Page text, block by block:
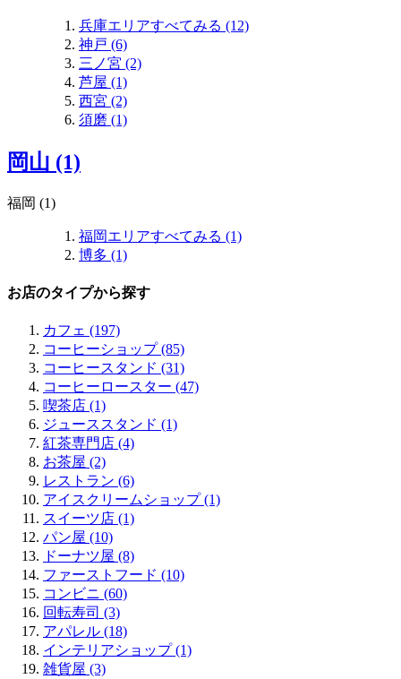
兵庫エリアすべてみる (12)
神戸 (6)
三ノ宮 (2)
芦屋 (1)
西宮 (2)
須磨 (1)
岡山 (1)
福岡 (1)
福岡エリアすべてみる (1)
博多 (1)
お店のタイプから探す
カフェ (197)
コーヒーショップ (85)
コーヒースタンド (31)
コーヒーロースター (47)
喫茶店 (1)
ジューススタンド (1)
紅茶専門店 (4)
お茶屋 (2)
レストラン (6)
アイスクリームショップ (1)
スイーツ店 (1)
パン屋 (10)
ドーナツ屋 (8)
ファーストフード (10)
コンビニ (60)
回転寿司 (3)
アパレル (18)
インテリアショップ (1)
雑貨屋 (3)